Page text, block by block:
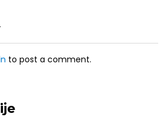
to post a comment.